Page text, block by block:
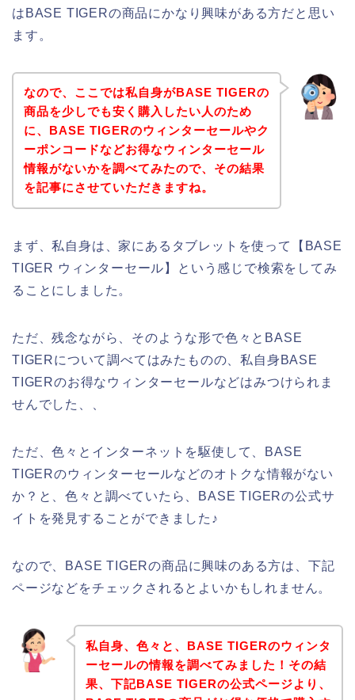
はBASE TIGERの商品にかなり興味がある方だと思い
ます。
なので、ここでは私自身がBASE TIGERの
商品を少しでも安く購入したい人のため
に、BASE TIGERのウィンターセールやク
ーポンコードなどお得なウィンターセール
情報がないかを調べてみたので、その結果
を記事にさせていただきますね。
まず、私自身は、家にあるタブレットを使って【BASE
TIGER ウィンターセール】という感じで検索をしてみ
ることにしました。
ただ、残念ながら、そのような形で色々とBASE
TIGERについて調べてはみたものの、私自身BASE
TIGERのお得なウィンターセールなどはみつけられま
せんでした、、
ただ、色々とインターネットを駆使して、BASE
TIGERのウィンターセールなどのオトクな情報がない
か？と、色々と調べていたら、BASE TIGERの公式サ
イトを発見することができました♪
なので、BASE TIGERの商品に興味のある方は、下記
ページなどをチェックされるとよいかもしれません。
私自身、色々と、BASE TIGERのウィンタ
ーセールの情報を調べてみました！その結
果、下記BASE TIGERの公式ページより、